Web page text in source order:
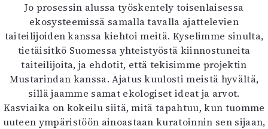
Jo prosessin alussa työskentely toisenlaisessa
ekosysteemissä samalla tavalla ajattelevien
taiteilijoiden kanssa kiehtoi meitä. Kyselimme sinulta,
tietäisitkö Suomessa yhteistyöstä kiinnostuneita
taiteilijoita, ja ehdotit, että tekisimme projektin
Mustarindan kanssa. Ajatus kuulosti meistä hyvältä,
sillä jaamme samat ekologiset ideat ja arvot.
Kasviaika on kokeilu siitä, mitä tapahtuu, kun tuomme
uuteen ympäristöön ainoastaan kuratoinnin sen sijaan,